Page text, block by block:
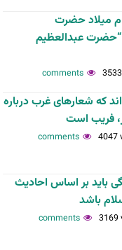
میلاد حضرت
“حضرت عبدالعظیم
که شعارهای غرب درباره
فریب است
4047
باید بر اساس احادیث
باشد
3169